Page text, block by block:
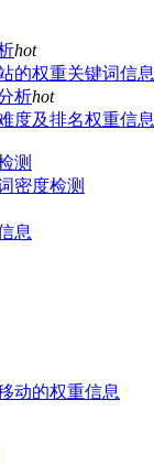
hot
的权重关键词信息
析hot
度及排名权重信息
测
密度检测
息
动的权重信息